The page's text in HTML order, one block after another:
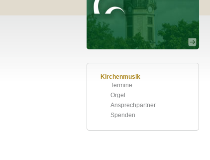
Kirchenmusik
Termine
Orgel
Ansprechpartner
Spenden